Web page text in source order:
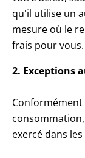
qu'il utilise un
mesure où le
frais pour vous.
2. Exceptions
Conformément
exercé dans